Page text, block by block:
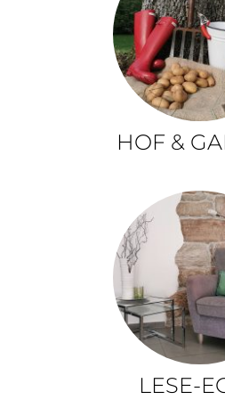
HOF &
LESE-